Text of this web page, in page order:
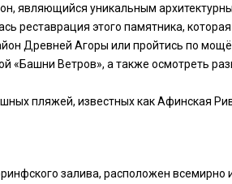
являющийся уникальным
реставрация этого памятника, которая
Древней Агоры или пройтись по
«Башни Ветров», а также осмотреть
пляжей, известных как Афинская
залива, расположен